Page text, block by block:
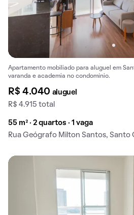
Apartamento mobiliado para aluguel em
varanda e academia no condomínio.
R$ 4.040 aluguel
R$ 4.915 total
55 m² · 2 quartos · 1 vaga
Rua Geógrafo Milton Santos, Santo